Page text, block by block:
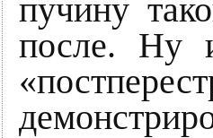
пучину
после. Ну